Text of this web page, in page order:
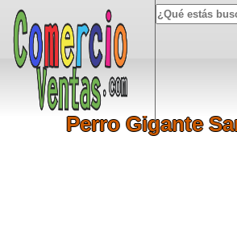
Notice : Undefined index:
Perro Gigante